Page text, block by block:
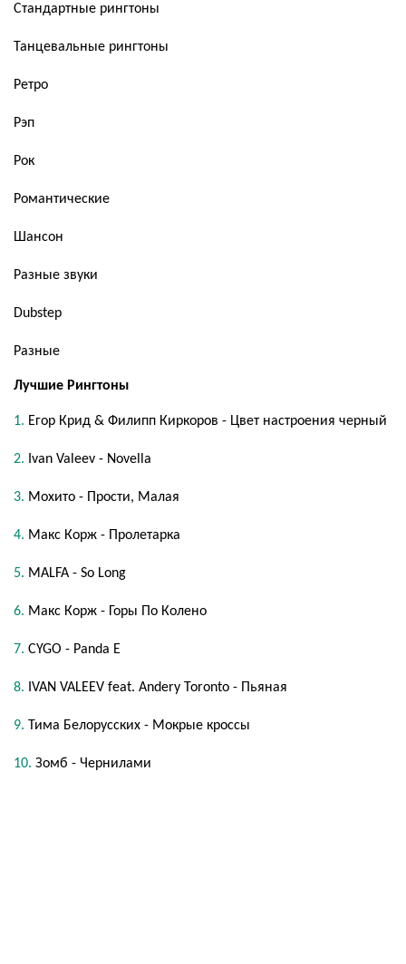
Стандартные рингтоны
Танцевальные рингтоны
Ретро
Рэп
Рок
Романтические
Шансон
Разные звуки
Dubstep
Разные
Лучшие Рингтоны
Егор Крид & Филипп Киркоров - Цвет настроения черный
Ivan Valeev - Novella
Мохито - Прости, Малая
Макс Корж - Пролетарка
MALFA - So Long
Макс Корж - Горы По Колено
CYGO - Panda E
IVAN VALEEV feat. Andery Toronto - Пьяная
Тима Белорусских - Мокрые кроссы
Зомб - Чернилами